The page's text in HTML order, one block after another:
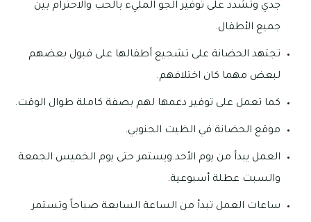
جدي وتشدد على توفير الجو المليء بالحب والاحترام بين
جميع الأطفال.
تجتهد الحضانة على تشجيع أطفالها على قبول بعضهم
لبعض مهما كان اختلافهم.
كما تعمل على توفير دعمها لهم بصفة كاملة طوال الوقت.
موقع الحضانة في الظيت الجنوبي.
العمل يبدأ من يوم الأحد.ويستمر حتى يوم الخميس الجمعة
والسبت عطلة أسبوعية.
ساعات العمل تبدأ من الساعة السابعة صباحاً وتستمر